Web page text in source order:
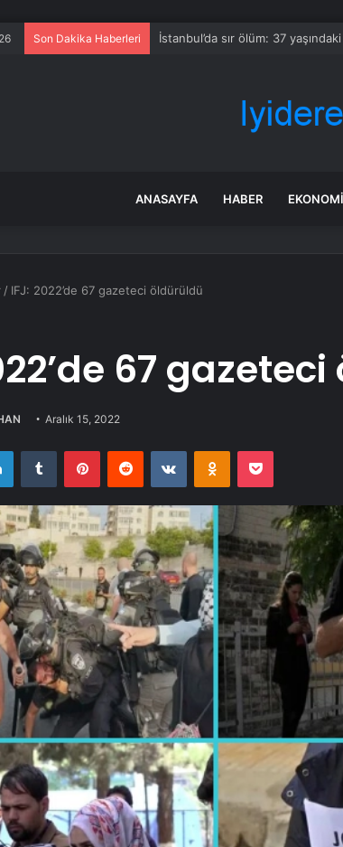
Son Dakika Haberleri İstanbul’da sır ölüm: 37
ANASAYFA HABER EKONOMI
/ IFJ: 2022’de 67 gazeteci öldürüldü
67
Aralık 15, 2022
LinkedInTumblr PinterestReddit VKontakteOdnoklassniki
Pocket